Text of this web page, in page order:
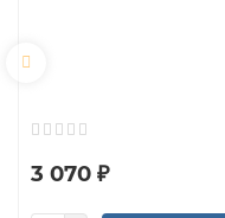
3 070 ₽